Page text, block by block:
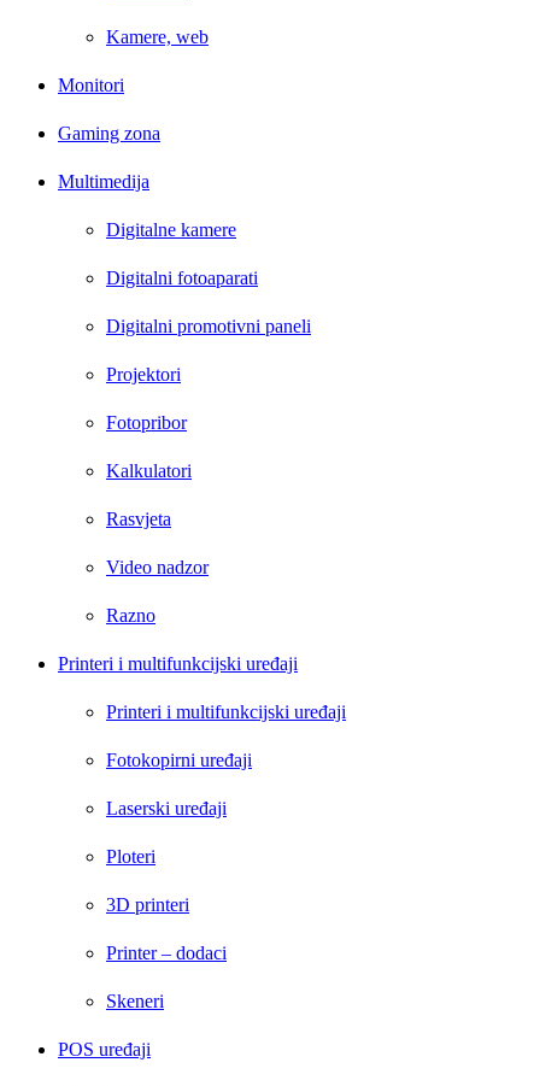
Kamere, web
Monitori
Gaming zona
Multimedija
Digitalne kamere
Digitalni fotoaparati
Digitalni promotivni paneli
Projektori
Fotopribor
Kalkulatori
Rasvjeta
Video nadzor
Razno
Printeri i multifunkcijski uređaji
Printeri i multifunkcijski uređaji
Fotokopirni uređaji
Laserski uređaji
Ploteri
3D printeri
Printer – dodaci
Skeneri
POS uređaji